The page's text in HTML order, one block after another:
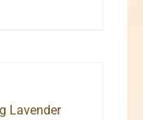
Lavender